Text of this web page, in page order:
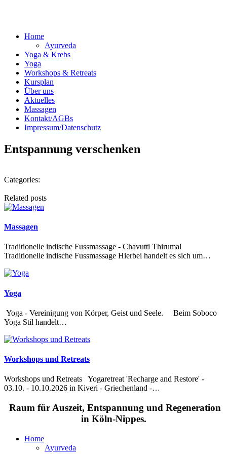
Home
Ayurveda
Yoga & Krebs
Yoga
Workshops & Retreats
Kursplan
Über uns
Aktuelles
Massagen
Kontakt/AGBs
Impressum/Datenschutz
Entspannung verschenken
Categories:
Related posts
Massagen
Traditionelle indische Fussmassage - Chavutti Thirumal
Traditionelle indische Fussmassage Hierbei handelt es sich um…
Yoga
Yoga - Vereinigung von Körper, Geist und Seele. Beim Soboco
Yoga Stil handelt…
Workshops und Retreats
Workshops und Retreats Yogaretreat 'Recharge and Restore' -
03.10. - 10.10.2026 in Kiveri - Griechenland -…
Raum für Auszeit, Entspannung und Regeneration
in Köln-Nippes.
Home
Ayurveda